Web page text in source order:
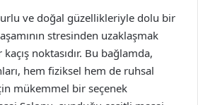
ve doğal güzellikleriyle dolu bir
stresinden uzaklaşmak
noktasıdır. Bu bağlamda,
hem fiziksel hem de ruhsal
mükemmel bir seçenek